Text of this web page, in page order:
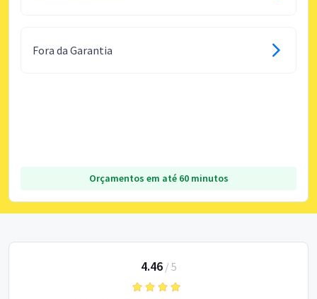
Fora da Garantia
Orçamentos em até 60 minutos
4.46/ 5